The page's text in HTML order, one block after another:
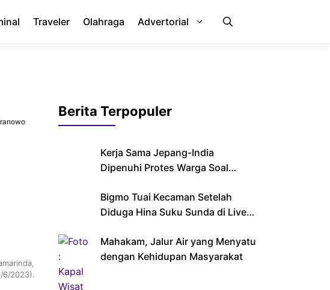
Traveler Olahraga Advertorial
2023).
Berita Terpopuler
Kerja Sama Jepang-India
Dipenuhi Protes Warga Soal
Bigmo Tuai Kecaman Setelah
Diduga Hina Suku Sunda di Live
Mahakam, Jalur Air yang Menyatu
dengan Kehidupan Masyarakat